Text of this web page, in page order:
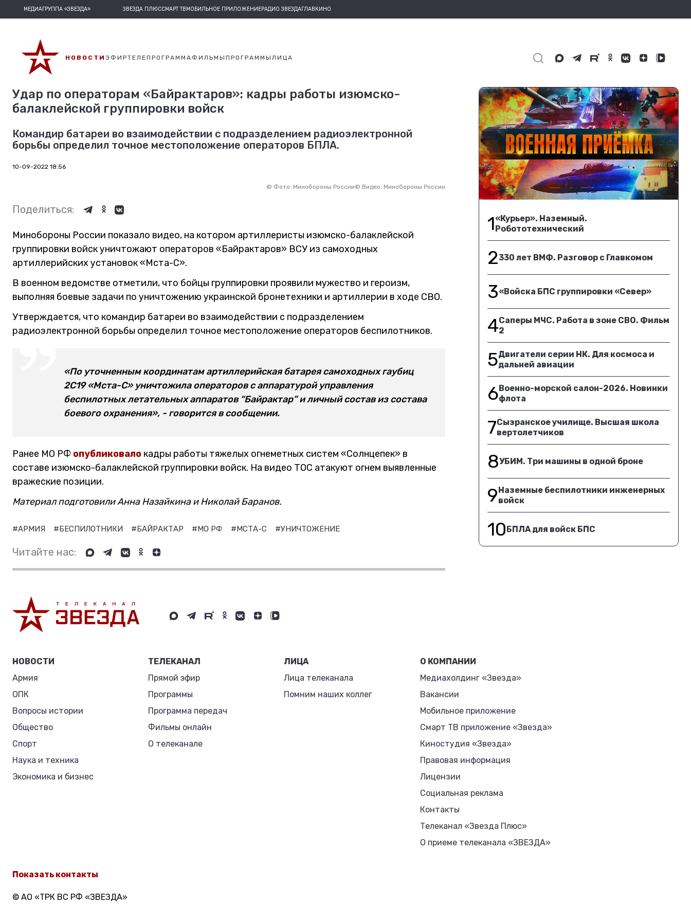
МЕДИАГРУППА «ЗВЕЗДА» ЗВЕЗДА ПЛЮССМАРТ ТВМОБИЛЬНОЕ ПРИЛОЖЕНИЕРАДИО ЗВЕЗДАГЛАВКИНО
НОВОСТИ ЭФИРТЕЛЕПРОГРАММАФИЛЬМЫ ПРОГРАММЫ ЛИЦА
Удар по операторам «Байрактаров»: кадры работы изюмско-
балаклейской группировки войск
Командир батареи во взаимодействии с подразделением радиоэлектронной
борьбы определил точное местоположение операторов БПЛА.
10-09-2022 18:56
© Фото: Минобороны России© Видео: Минобороны России
Поделиться:
Минобороны России показало видео, на котором артиллеристы изюмско-балаклейской
группировки войск уничтожают операторов «Байрактаров» ВСУ из самоходных
артиллерийских установок «Мста-С».
В военном ведомстве отметили, что бойцы группировки проявили мужество и героизм,
выполняя боевые задачи по уничтожению украинской бронетехники и артиллерии в ходе СВО.
Утверждается, что командир батареи во взаимодействии с подразделением
радиоэлектронной борьбы определил точное местоположение операторов беспилотников.
«По уточненным координатам артиллерийская батарея самоходных гаубиц
2С19 «Мста-С» уничтожила операторов с аппаратурой управления
беспилотных летательных аппаратов “Байрактар” и личный состав из состава
боевого охранения», - говорится в сообщении.
Ранее МО РФ опубликовало кадры работы тяжелых огнеметных систем «Солнцепек» в
составе изюмско-балаклейской группировки войск. На видео ТОС атакуют огнем выявленные
вражеские позиции.
Материал подготовили Анна Назайкина и Николай Баранов.
#АРМИЯ #БЕСПИЛОТНИКИ #БАЙРАКТАР #МО РФ #МСТА-С #УНИЧТОЖЕНИЕ
Читайте нас:
1«Курьер». Наземный.
Робототехнический
2330 лет ВМФ. Разговор с Главкомом
3«Войска БПС группировки «Север»
4Саперы МЧС. Работа в зоне СВО. Фильм
2
5Двигатели серии НК. Для космоса и
дальней авиации
6Военно-морской салон-2026. Новинки
флота
7Сызранское училище. Высшая школа
вертолетчиков
8УБИМ. Три машины в одной броне
9Наземные беспилотники инженерных
войск
10БПЛА для войск БПС
НОВОСТИ
Армия
ОПК
Вопросы истории
Общество
Спорт
Наука и техника
Экономика и бизнес
ТЕЛЕКАНАЛ
Прямой эфир
Программы
Программа передач
Фильмы онлайн
О телеканале
ЛИЦА
Лица телеканала
Помним наших коллег
О КОМПАНИИ
Медиахолдинг «Звезда»
Вакансии
Мобильное приложение
Смарт ТВ приложение «Звезда»
Киностудия «Звезда»
Правовая информация
Лицензии
Социальная реклама
Контакты
Телеканал «Звезда Плюс»
О приеме телеканала «ЗВЕЗДА»
Показать контакты
© АО «ТРК ВС РФ «ЗВЕЗДА»